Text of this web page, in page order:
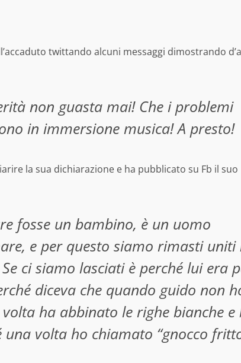
twittando alcuni messaggi dimostrando
non guasta mai! Che i problemi
in immersione musica! A presto!
la sua dichiarazione e ha pubblicato su Fb il suo
fosse un bambino, è un uomo
e per questo siamo rimasti uniti
ci siamo lasciati è perché lui era
diceva che quando guido non
ha abbinato le righe bianche e
volta ho chiamato “gnocco